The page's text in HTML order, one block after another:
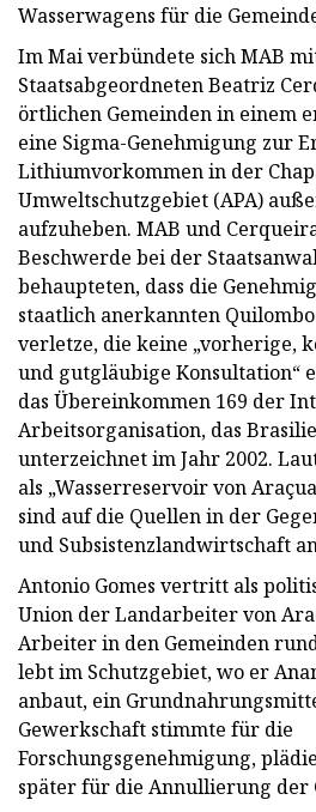
Wasserwagens für die
Im Mai verbündete sich MAB
Staatsabgeordneten Beatriz
örtlichen Gemeinden in einem
eine Sigma-Genehmigung zur
Lithiumvorkommen in der
Umweltschutzgebiet (APA)
aufzuheben. MAB und
Beschwerde bei der
behaupteten, dass die
staatlich anerkannten
verletze, die keine „vorherige,
und gutgläubige Konsultation“
das Übereinkommen 169 der
Arbeitsorganisation, das
unterzeichnet im Jahr 2002.
als „Wasserreservoir von
sind auf die Quellen in der
und Subsistenzlandwirtschaft
Antonio Gomes vertritt als
Union der Landarbeiter von
Arbeiter in den Gemeinden
lebt im Schutzgebiet, wo er
anbaut, ein
Gewerkschaft stimmte für die
Forschungsgenehmigung,
später für die Annullierung der